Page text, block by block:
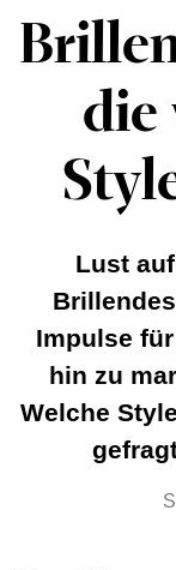
die
Lust
Impulse
hin zu
Welche